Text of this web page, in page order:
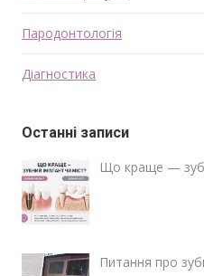
Пародонтологія
Діагностика
Останні записи
Що краще —
Питання про